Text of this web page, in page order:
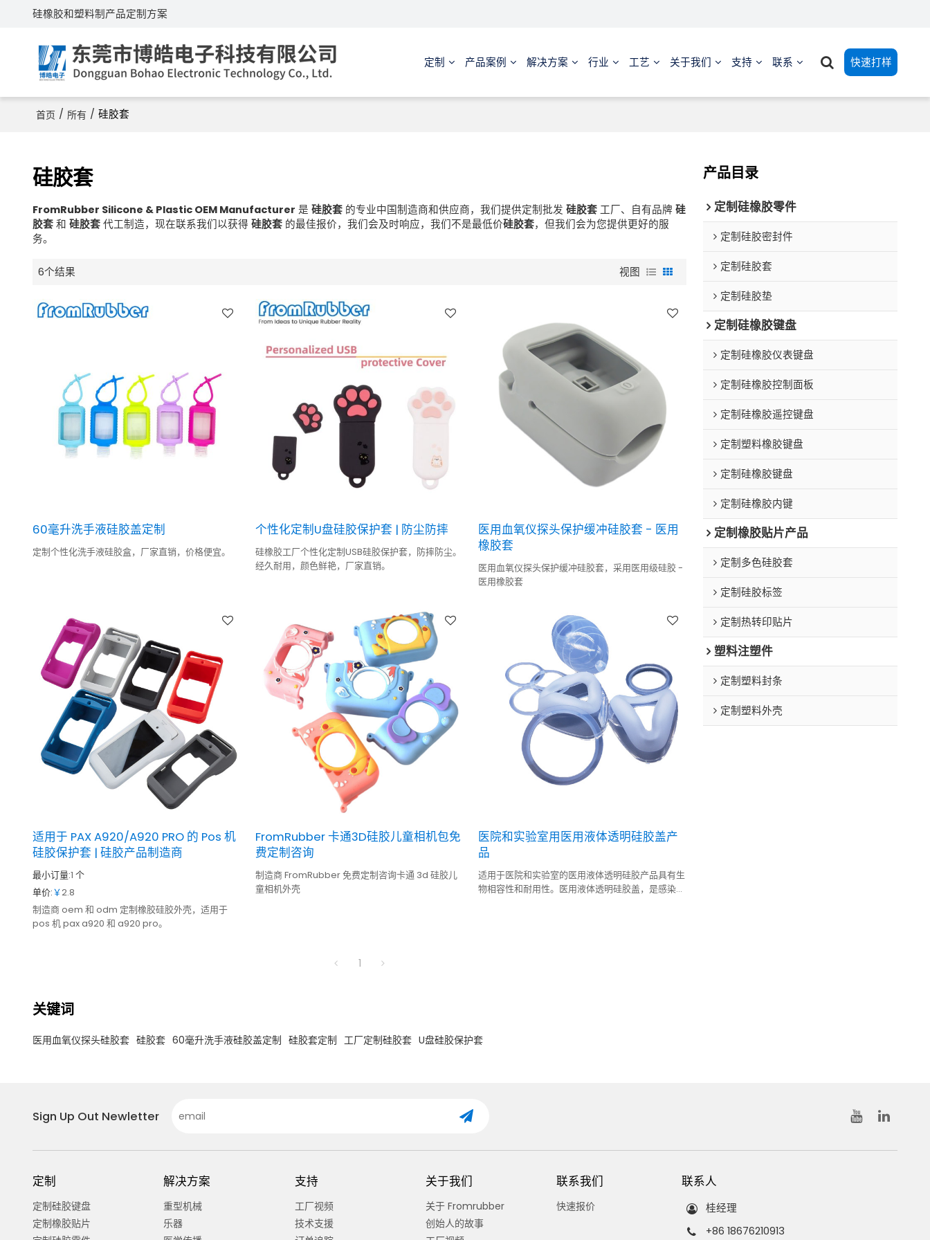
硅橡胶和塑料制产品定制方案
定制 产品案例 解决方案 行业 工艺 关于我们 支持 联系 快速打样
首页 / 所有 / 硅胶套
硅胶套
FromRubber Silicone & Plastic OEM Manufacturer 是 硅胶套的专业中国制造商和供应商，我们提供定制批发 硅胶套工厂、自有品牌 硅
胶套和 硅胶套代工制造，现在联系我们以获得 硅胶套的最佳报价，我们会及时响应，我们不是最低价硅胶套，但我们会为您提供更好的服
务。
6个结果 视图
60毫升洗手液硅胶盖定制
定制个性化洗手液硅胶盒，厂家直销，价格便宜。
个性化定制U盘硅胶保护套 | 防尘防摔
硅橡胶工厂个性化定制USB硅胶保护套，防摔防尘。
经久耐用，颜色鲜艳，厂家直销。
医用血氧仪探头保护缓冲硅胶套 - 医用
橡胶套
医用血氧仪探头保护缓冲硅胶套，采用医用级硅胶 -
医用橡胶套
适用于 PAX A920/A920 PRO 的 Pos 机
硅胶保护套 | 硅胶产品制造商
最小订量:1 个
单价:￥2.8
制造商 oem 和 odm 定制橡胶硅胶外壳，适用于
pos 机 pax a920 和 a920 pro。
FromRubber 卡通3D硅胶儿童相机包免
费定制咨询
制造商 FromRubber 免费定制咨询卡通 3d 硅胶儿
童相机外壳
医院和实验室用医用液体透明硅胶盖产
品
适用于医院和实验室的医用液体透明硅胶产品具有生
物相容性和耐用性。医用液体透明硅胶盖，是感染控
1
关键词
医用血氧仪探头硅胶套 硅胶套 60毫升洗手液硅胶盖定制 硅胶套定制 工厂定制硅胶套 U盘硅胶保护套
产品目录
定制硅橡胶零件
定制硅胶密封件
定制硅胶套
定制硅胶垫
定制硅橡胶键盘
定制硅橡胶仪表键盘
定制硅橡胶控制面板
定制硅橡胶遥控键盘
定制塑料橡胶键盘
定制硅橡胶键盘
定制硅橡胶内键
定制橡胶贴片产品
定制多色硅胶套
定制硅胶标签
定制热转印贴片
塑料注塑件
定制塑料封条
定制塑料外壳
Sign Up Out Newletter
定制
定制硅胶键盘
定制橡胶贴片
解决方案
重型机械
乐器
支持
工厂视频
技术支援
关于我们
关于 Fromrubber
创始人的故事
联系我们
快速报价
联系人
桂经理
+86 18676210913